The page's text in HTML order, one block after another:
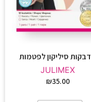
סיליקון לפטמות
JULIMEX
₪35.00